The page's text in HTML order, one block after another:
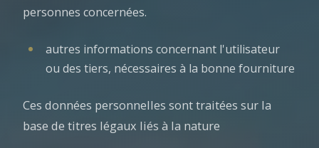
personnes concernées.
autres informations concernant l'utilisateur
ou des tiers, nécessaires à la bonne fourniture
Ces données personnelles sont traitées sur la
base de titres légaux liés à la nature